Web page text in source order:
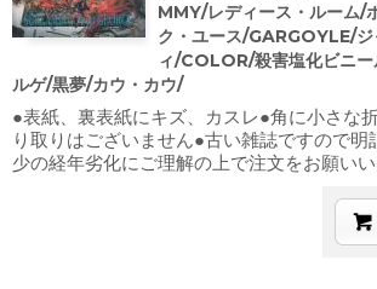
MMY/レディース・ルーム/
ク・ユース/GARGOYLE/ジ
ィ/COLOR/殺害塩化ビニ
ルゲ/黒夢/カウ・カウ/
●表紙、裏表紙にキズ、カスレ●角に小さな
り取りはございません●古い雑誌ですので明
少の経年劣化にご理解の上で注文をお願いい